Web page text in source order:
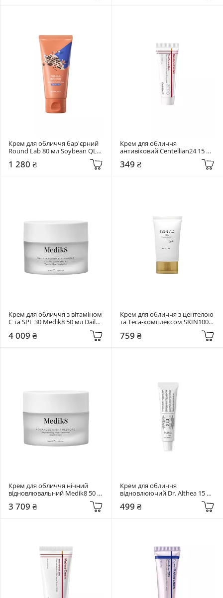
Крем для обличчя бар'єрний
Round Lab 80 мл Soybean QLA
1 280 ₴
Крем для обличчя
антивіковий Centellian24 15 мл
Madeca Cream Time Reverse
Zero
349 ₴
Крем для обличчя з вітаміном
C та SPF 30 Medik8 50 мл Daily
4 009 ₴
Крем для обличчя з центелою
та Teca-комплексом SKIN1004
75 мл Madagascar Centella Teca
Cream
759 ₴
Крем для обличчя нічний
відновлювальний Medik8 50
3 709 ₴
Крем для обличчя
відновлюючий Dr. Althea 15 мл
499 ₴